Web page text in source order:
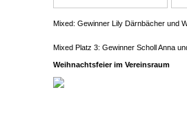
Mixed: Gewinner Lily Därnbächer und
Mixed Platz 3: Gewinner Scholl Anna
Weihnachtsfeier im Vereinsraum